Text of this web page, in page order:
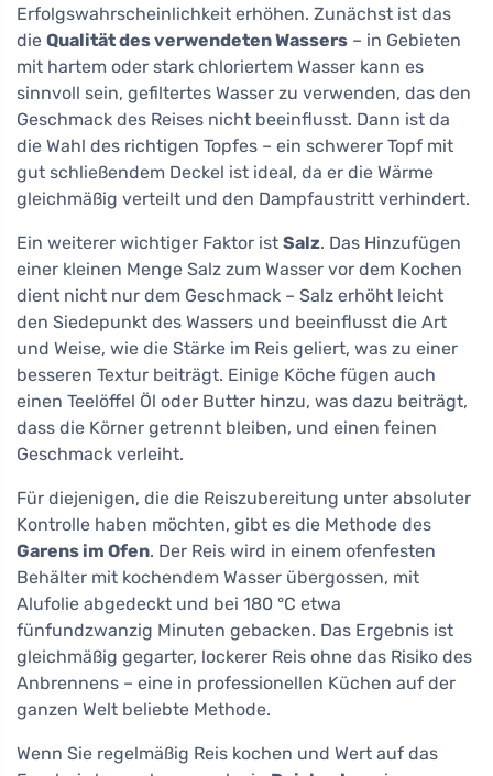
Erfolgswahrscheinlichkeit erhöhen. Zunächst ist das
die Qualität des verwendeten Wassers – in Gebieten
mit hartem oder stark chloriertem Wasser kann es
sinnvoll sein, gefiltertes Wasser zu verwenden, das den
Geschmack des Reises nicht beeinflusst. Dann ist da
die Wahl des richtigen Topfes – ein schwerer Topf mit
gut schließendem Deckel ist ideal, da er die Wärme
gleichmäßig verteilt und den Dampfaustritt verhindert.
Ein weiterer wichtiger Faktor ist Salz. Das Hinzufügen
einer kleinen Menge Salz zum Wasser vor dem Kochen
dient nicht nur dem Geschmack – Salz erhöht leicht
den Siedepunkt des Wassers und beeinflusst die Art
und Weise, wie die Stärke im Reis geliert, was zu einer
besseren Textur beiträgt. Einige Köche fügen auch
einen Teelöffel Öl oder Butter hinzu, was dazu beiträgt,
dass die Körner getrennt bleiben, und einen feinen
Geschmack verleiht.
Für diejenigen, die die Reiszubereitung unter absoluter
Kontrolle haben möchten, gibt es die Methode des
Garens im Ofen. Der Reis wird in einem ofenfesten
Behälter mit kochendem Wasser übergossen, mit
Alufolie abgedeckt und bei 180 °C etwa
fünfundzwanzig Minuten gebacken. Das Ergebnis ist
gleichmäßig gegarter, lockerer Reis ohne das Risiko des
Anbrennens – eine in professionellen Küchen auf der
ganzen Welt beliebte Methode.
Wenn Sie regelmäßig Reis kochen und Wert auf das